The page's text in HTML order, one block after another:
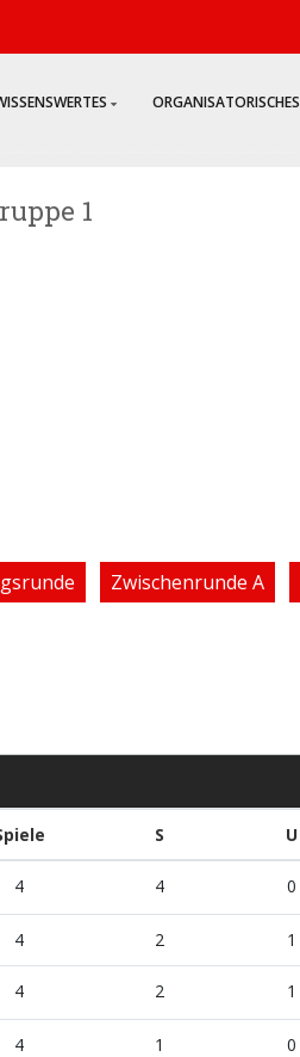
ORGANISATORISCHES
1
Zwischenrunde A
S U
4 4 0
4 2 1
4 2 1
4 1 0